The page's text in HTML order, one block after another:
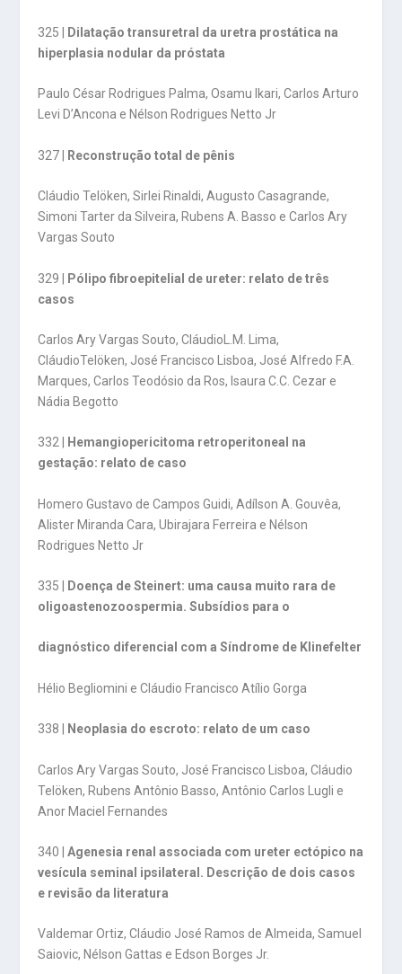
325 |
Dilatação transuretral da uretra prostática na
hiperplasia nodular da próstata
Paulo César Rodrigues Palma, Osamu Ikari, Carlos Arturo
Levi D’Ancona e Nélson Rodrigues Netto Jr
327 | Reconstrução total de pênis
Cláudio Telöken, Sirlei Rinaldi, Augusto Casagrande,
Simoni Tarter da Silveira, Rubens A. Basso e Carlos Ary
Vargas Souto
329 | Pólipo fibroepitelial de ureter: relato de três
casos
Carlos Ary Vargas Souto, CláudioL.M. Lima,
CláudioTelöken, José Francisco Lisboa, José Alfredo F.A.
Marques, Carlos Teodósio da Ros, Isaura C.C. Cezar e
Nádia Begotto
332 |
Hemangiopericitoma retroperitoneal na
gestação: relato de caso
Homero Gustavo de Campos Guidi, Adílson A. Gouvêa,
Alister Miranda Cara, Ubirajara Ferreira e Nélson
Rodrigues Netto Jr
335 |
Doença de Steinert: uma causa muito rara de
oligoastenozoospermia. Subsídios para o
diagnóstico diferencial com a Síndrome de Klinefelter
Hélio Begliomini e Cláudio Francisco Atílio Gorga
338 | Neoplasia do escroto: relato de um caso
Carlos Ary Vargas Souto, José Francisco Lisboa, Cláudio
Telöken, Rubens Antônio Basso, Antônio Carlos Lugli e
Anor Maciel Fernandes
340 |Agenesia renal associada com ureter ectópico na
vesícula seminal ipsilateral. Descrição de dois casos
e revisão da literatura
Valdemar Ortiz, Cláudio José Ramos de Almeida, Samuel
Saiovic, Nélson Gattas e Edson Borges Jr.